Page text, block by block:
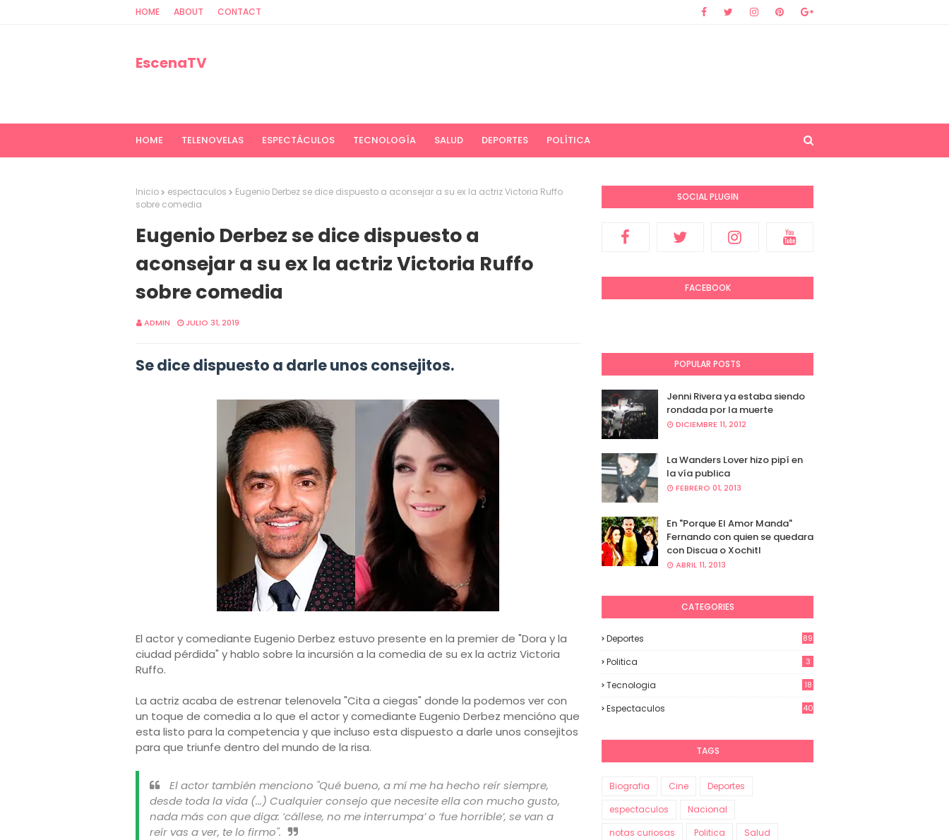
HOME ABOUT CONTACT
EscenaTV
HOME TELENOVELAS ESPECTÁCULOS TECNOLOGÍA SALUD DEPORTES POLÍTICA
Inicio espectaculos
Eugenio Derbez se dice dispuesto a aconsejar a su ex la actriz Victoria Ruffo
sobre comedia
Eugenio Derbez se dice dispuesto a
aconsejar a su ex la actriz Victoria Ruffo
sobre comedia
ADMIN JULIO 31, 2019
Se dice dispuesto a darle unos consejitos.
El actor y comediante Eugenio Derbez estuvo presente en la premier de "Dora y la
ciudad pérdida" y hablo sobre la incursión a la comedia de su ex la actriz Victoria
Ruffo.
La actriz acaba de estrenar telenovela "Cita a ciegas" donde la podemos ver con
un toque de comedia a lo que el actor y comediante Eugenio Derbez mencióno que
esta listo para la competencia y que incluso esta dispuesto a darle unos consejitos
para que triunfe dentro del mundo de la risa.
El actor también menciono "Qué bueno, a mí me ha hecho reír siempre,
desde toda la vida (...) Cualquier consejo que necesite ella con mucho gusto,
nada más con que diga: ‘cállese, no me interrumpa’ o ‘fue horrible’, se van a
reír vas a ver, te lo firmo".
SOCIAL PLUGIN
FACEBOOK
POPULAR POSTS
Jenni Rivera ya estaba siendo
rondada por la muerte
DICIEMBRE 11, 2012
La Wanders Lover hizo pipí en
la vía publica
FEBRERO 01, 2013
En "Porque El Amor Manda"
Fernando con quien se quedara
con Discua o Xochitl
ABRIL 11, 2013
CATEGORIES
Deportes 89
Politica 3
Tecnologia 18
Espectaculos
40
TAGS
Biografia Cine
Deportes
espectaculos
Nacional
notas curiosas
Politica
Salud